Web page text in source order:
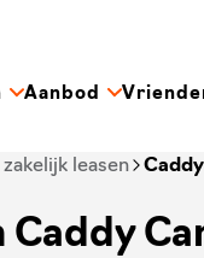
Aanbod
leasen
Caddy